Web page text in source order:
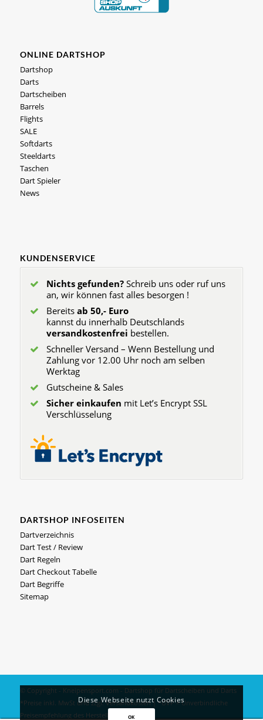
ONLINE DARTSHOP
Dartshop
Darts
Dartscheiben
Barrels
Flights
SALE
Softdarts
Steeldarts
Taschen
Dart Spieler
News
KUNDENSERVICE
Nichts gefunden?Schreib uns oder ruf uns
an, wir können fast alles besorgen !
Bereits ab 50,- Euro
kannst du innerhalb Deutschlands
versandkostenfrei bestellen.
Schneller Versand – Wenn Bestellung und
Zahlung vor 12.00 Uhr noch am selben
Werktag
Gutscheine & Sales
Sicher einkaufen mit Let’s Encrypt SSL
Verschlüsselung
DARTSHOP INFOSEITEN
Dartverzeichnis
Dart Test / Review
Dart Regeln
Dart Checkout Tabelle
Dart Begriffe
Sitemap
© Copyright - Kneipensport.com - Dartshop für Dartscheiben und Darts
*Preise inkl. MwSt und zzgl.Versandkosten| *UVP = Unverbindliche
Preisempfehlung des Herstellers
Diese Webseite nutzt Cookies
OK